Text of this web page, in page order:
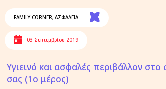
FAMILY CORNER, ΑΣΦΑΛΕΙΑ
03 Σεπτεμβρίου 2019
Υγιεινό και ασφαλές περιβάλλον στο
σας (1ο μέρος)